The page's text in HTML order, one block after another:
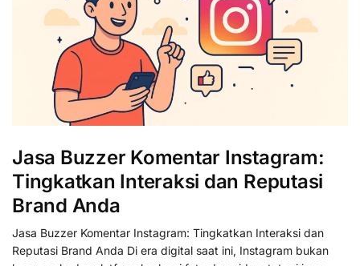
Jasa Buzzer Komentar Instagram:
Tingkatkan Interaksi dan Reputasi
Brand Anda
Jasa Buzzer Komentar Instagram: Tingkatkan Interaksi dan
Reputasi Brand Anda Di era digital saat ini, Instagram bukan